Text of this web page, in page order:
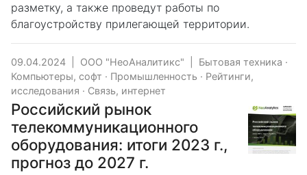
разметку, а также проведут работы по
благоустройству прилегающей территории.
09.04.2024 ООО "НеоАналитикс" Бытовая техника ·
Компьютеры, софт · Промышленность · Рейтинги,
исследования · Связь, интернет
Российский рынок
телекоммуникационного
оборудования: итоги 2023 г.,
прогноз до 2027 г.